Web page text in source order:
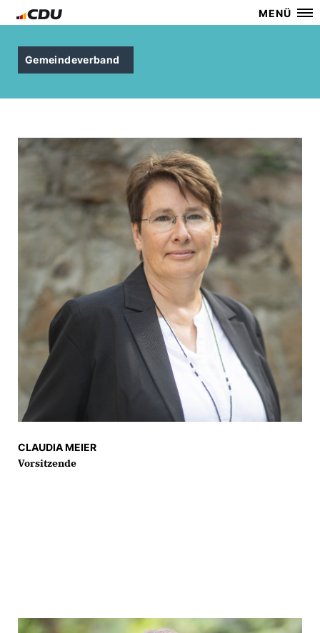
MENÜ
Gemeindeverband
CLAUDIA MEIER
Vorsitzende